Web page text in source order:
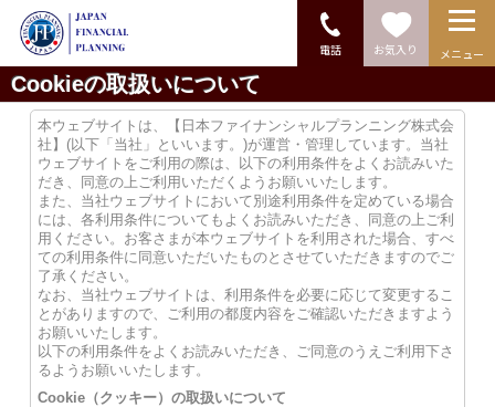
電話 お気入り メニュー
Cookieの取扱いについて
本ウェブサイトは、【日本ファイナンシャルプランニング株式会
社】(以下「当社」といいます。)が運営・管理しています。当社
ウェブサイトをご利用の際は、以下の利用条件をよくお読みいた
だき、同意の上ご利用いただくようお願いいたします。
また、当社ウェブサイトにおいて別途利用条件を定めている場合
には、各利用条件についてもよくお読みいただき、同意の上ご利
用ください。お客さまが本ウェブサイトを利用された場合、すべ
ての利用条件に同意いただいたものとさせていただきますのでご
了承ください。
なお、当社ウェブサイトは、利用条件を必要に応じて変更するこ
とがありますので、ご利用の都度内容をご確認いただきますよう
お願いいたします。
以下の利用条件をよくお読みいただき、ご同意のうえご利用下さ
るようお願いいたします。
Cookie（クッキー）の取扱いについて